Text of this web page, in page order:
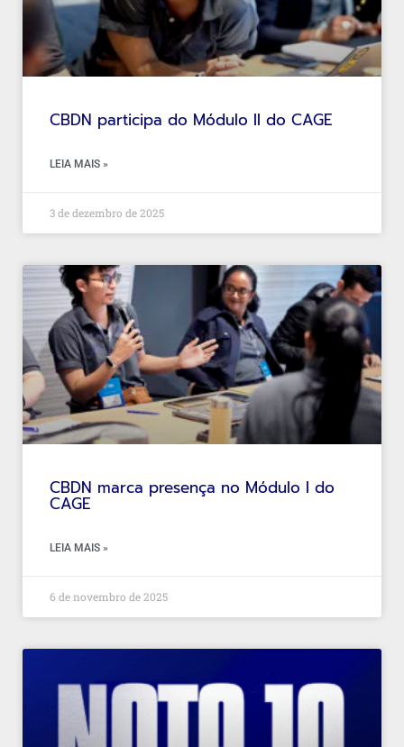
CBDN participa do Módulo II do CAGE
LEIA MAIS »
3 de dezembro de 2025
CBDN marca presença no Módulo I do
CAGE
LEIA MAIS »
6 de novembro de 2025